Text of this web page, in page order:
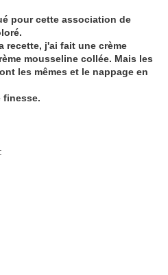
pour cette association de
recette, j'ai fait une crème
mousseline collée. Mais les
les mêmes et le nappage en
finesse.